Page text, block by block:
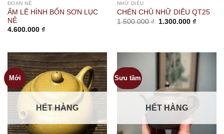
ĐOẠN NÊ
ẤM LÊ HÌNH BỔN SƠN LỤC
NÊ
4.600.000 ₫
NHỮ DIÊU
CHÉN CHỦ NHỮ DIÊU QT25
1.500.000₫
Giá
1.300.000 ₫Giá
Mới
HẾT HÀNG
Sưu tầm
HẾT HÀNG